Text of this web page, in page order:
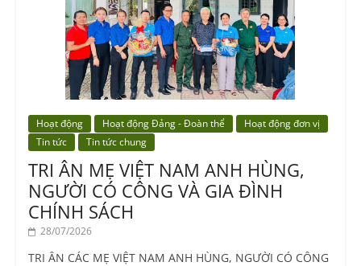
Hoạt động Hoạt động Đảng - Đoàn thể
Hoạt động đơn vị
Tin tức
Tin tức chung
TRI ÂN MẸ VIỆT NAM ANH HÙNG,
NGƯỜI CÓ CÔNG VÀ GIA ĐÌNH
CHÍNH SÁCH
28/07/2026
TRI ÂN CÁC MẸ VIỆT NAM ANH HÙNG, NGƯỜI CÓ CÔNG